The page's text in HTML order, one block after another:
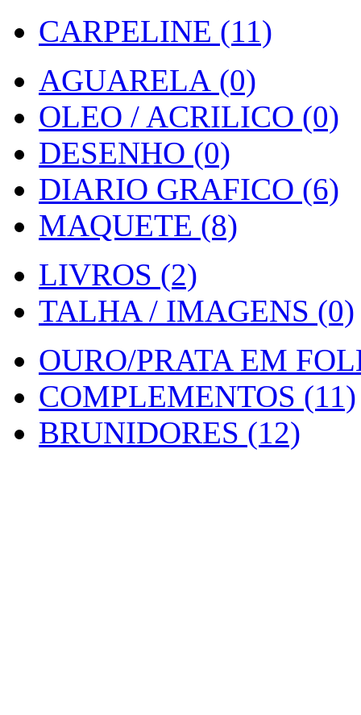
CARPELINE (11)
AGUARELA (0)
OLEO / ACRILICO (0)
DESENHO (0)
DIARIO GRAFICO (6)
MAQUETE (8)
LIVROS (2)
TALHA / IMAGENS (0)
OURO/PRATA EM
COMPLEMENTOS (11)
BRUNIDORES (12)